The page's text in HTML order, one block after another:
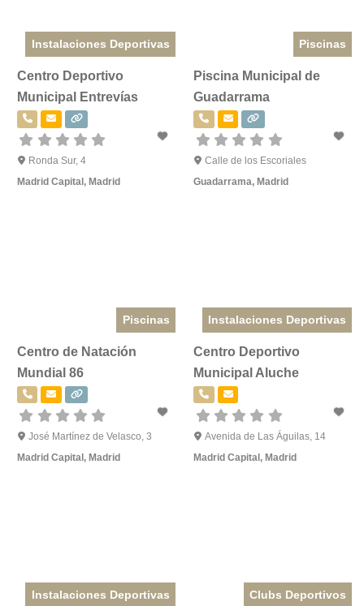
Instalaciones Deportivas
Centro Deportivo
Municipal Entrevías
Ronda Sur, 4
Madrid Capital , Madrid
Piscinas
Piscina Municipal de
Guadarrama
Calle de los Escoriales
Guadarrama, Madrid
Piscinas
Centro de Natación
Mundial 86
José Martínez de Velasco, 3
Madrid Capital, Madrid
Instalaciones Deportivas
Centro Deportivo
Municipal Aluche
Avenida de Las Águilas, 14
Madrid Capital,Madrid
Instalaciones Deportivas Clubs Deportivos